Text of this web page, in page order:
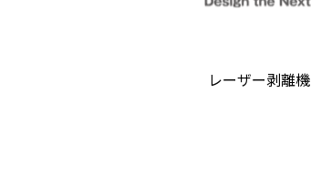
レーザー剥離機